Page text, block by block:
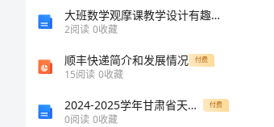
大班数学观摩课教学设计有趣的“0”
2阅读 0收藏
顺丰快递简介和发展情况 付费
15阅读 0收藏
2024-2025学年甘肃省天水市甘谷县高一化学第一学期期末质量跟踪监视模拟试题含解析 付费
0阅读 0收藏